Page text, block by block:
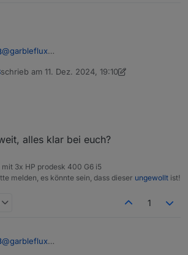
@garbleflux
@martinschm
Perfekt und danke für die Unterstützung! Ich
schrieb am 11. Dez. 2024, 19:10
zuletzt editiert von Shadowhunter23
alles klar bei euch?
3x HP prodesk 400 G6 i5
melden, es könnte sein, dass dieser ungewollt ist!
1
@garbleflux